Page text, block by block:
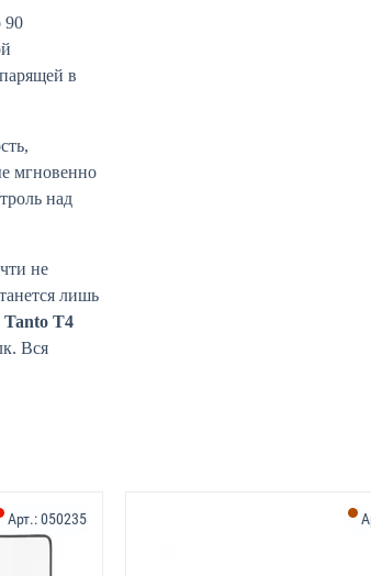
90
в
мгновенно
над
не
лишь
T4
Вся
Арт.:050235